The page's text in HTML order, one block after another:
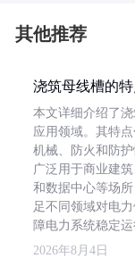
其他推荐
浇筑母线槽的
本文详细介绍了
应用领域。其特点
机械、防火和防护
广泛用于商业建
和数据中心等场
足不同领域对电
障电力系统稳定运
2026年8月4日